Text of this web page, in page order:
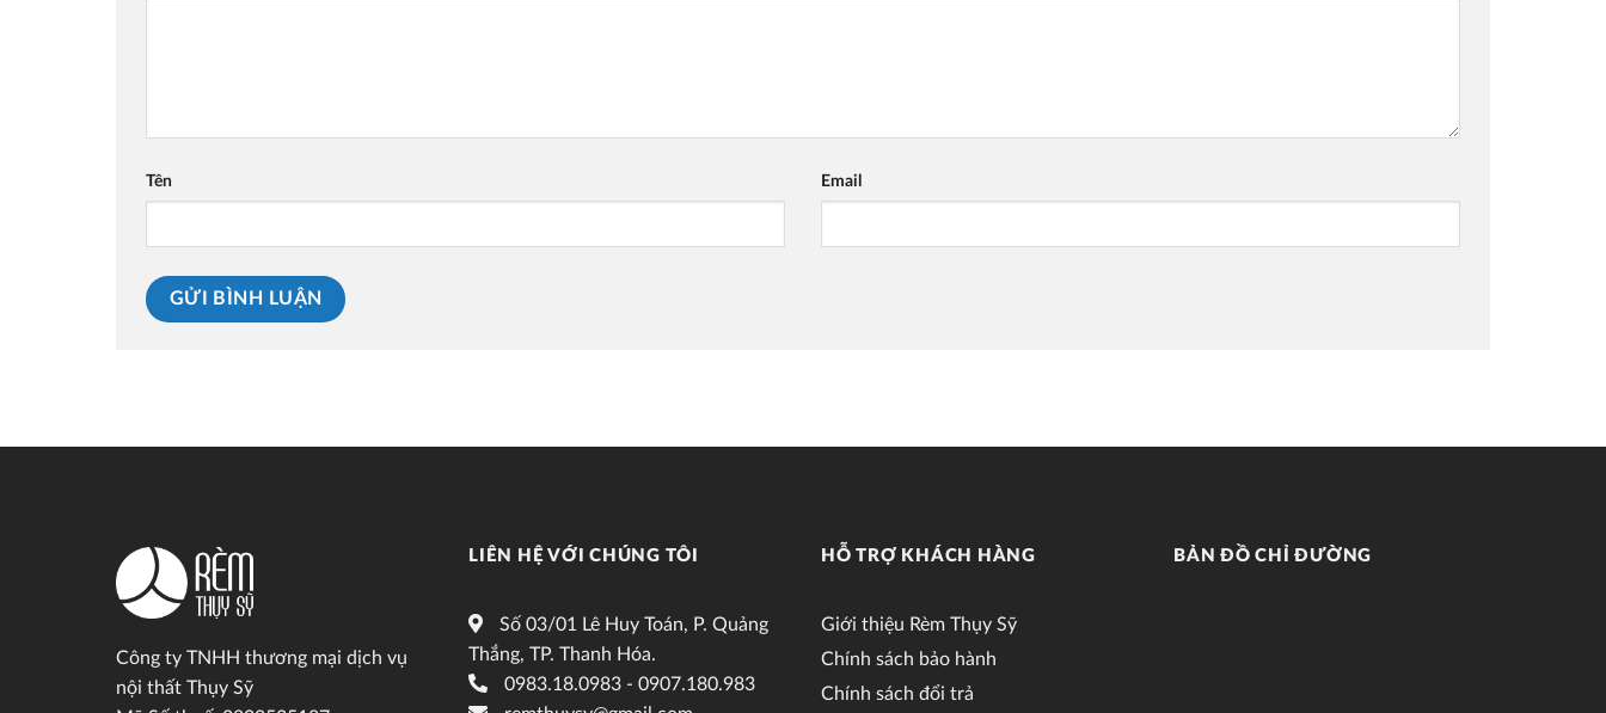
Tên Email
Công ty TNHH thương mại dịch vụ
nội thất Thụy Sỹ
LIÊN HỆ VỚI CHÚNG TÔI
Số 03/01 Lê Huy Toán, P. Quảng
Thắng, TP. Thanh Hóa.
0983.18.0983 - 0907.180.983
HỖ TRỢ KHÁCH HÀNG
Giới thiệu Rèm Thụy Sỹ
Chính sách bảo hành
Chính sách đổi trả
BẢN ĐỒ CHỈ ĐƯỜNG